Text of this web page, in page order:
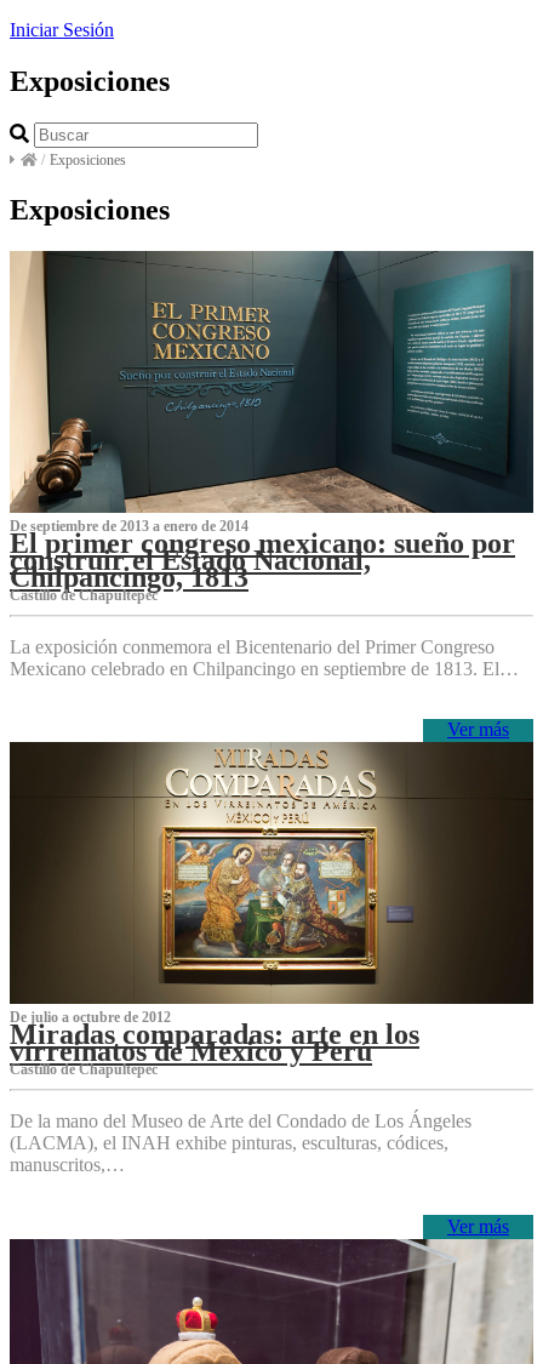
Iniciar Sesión
Exposiciones
/ Exposiciones
Exposiciones
De septiembre de 2013 a enero de 2014
El primer congreso mexicano: sueño por
construir el Estado Nacional,
Chilpancingo, 1813
Castillo de Chapultepec
La exposición conmemora el Bicentenario del Primer Congreso
Mexicano celebrado en Chilpancingo en septiembre de 1813. El…
Ver más
De julio a octubre de 2012
Miradas comparadas: arte en los
virreinatos de México y Perú
Castillo de Chapultepec
De la mano del Museo de Arte del Condado de Los Ángeles
(LACMA), el INAH exhibe pinturas, esculturas, códices,
manuscritos,…
Ver más